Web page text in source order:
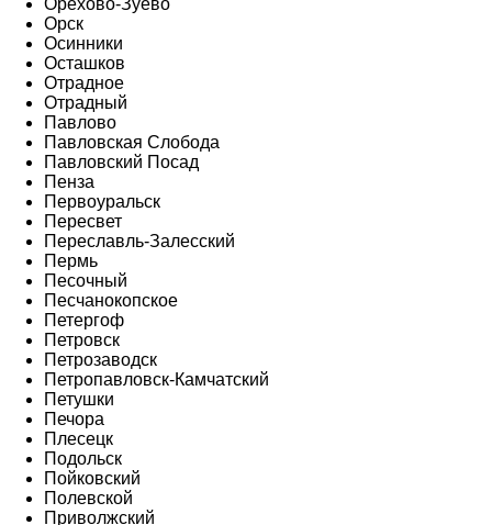
Орехово-Зуево
Орск
Осинники
Осташков
Отрадное
Отрадный
Павлово
Павловская Слобода
Павловский Посад
Пенза
Первоуральск
Пересвет
Переславль-Залесский
Пермь
Песочный
Песчанокопское
Петергоф
Петровск
Петрозаводск
Петропавловск-Камчатский
Петушки
Печора
Плесецк
Подольск
Пойковский
Полевской
Приволжский